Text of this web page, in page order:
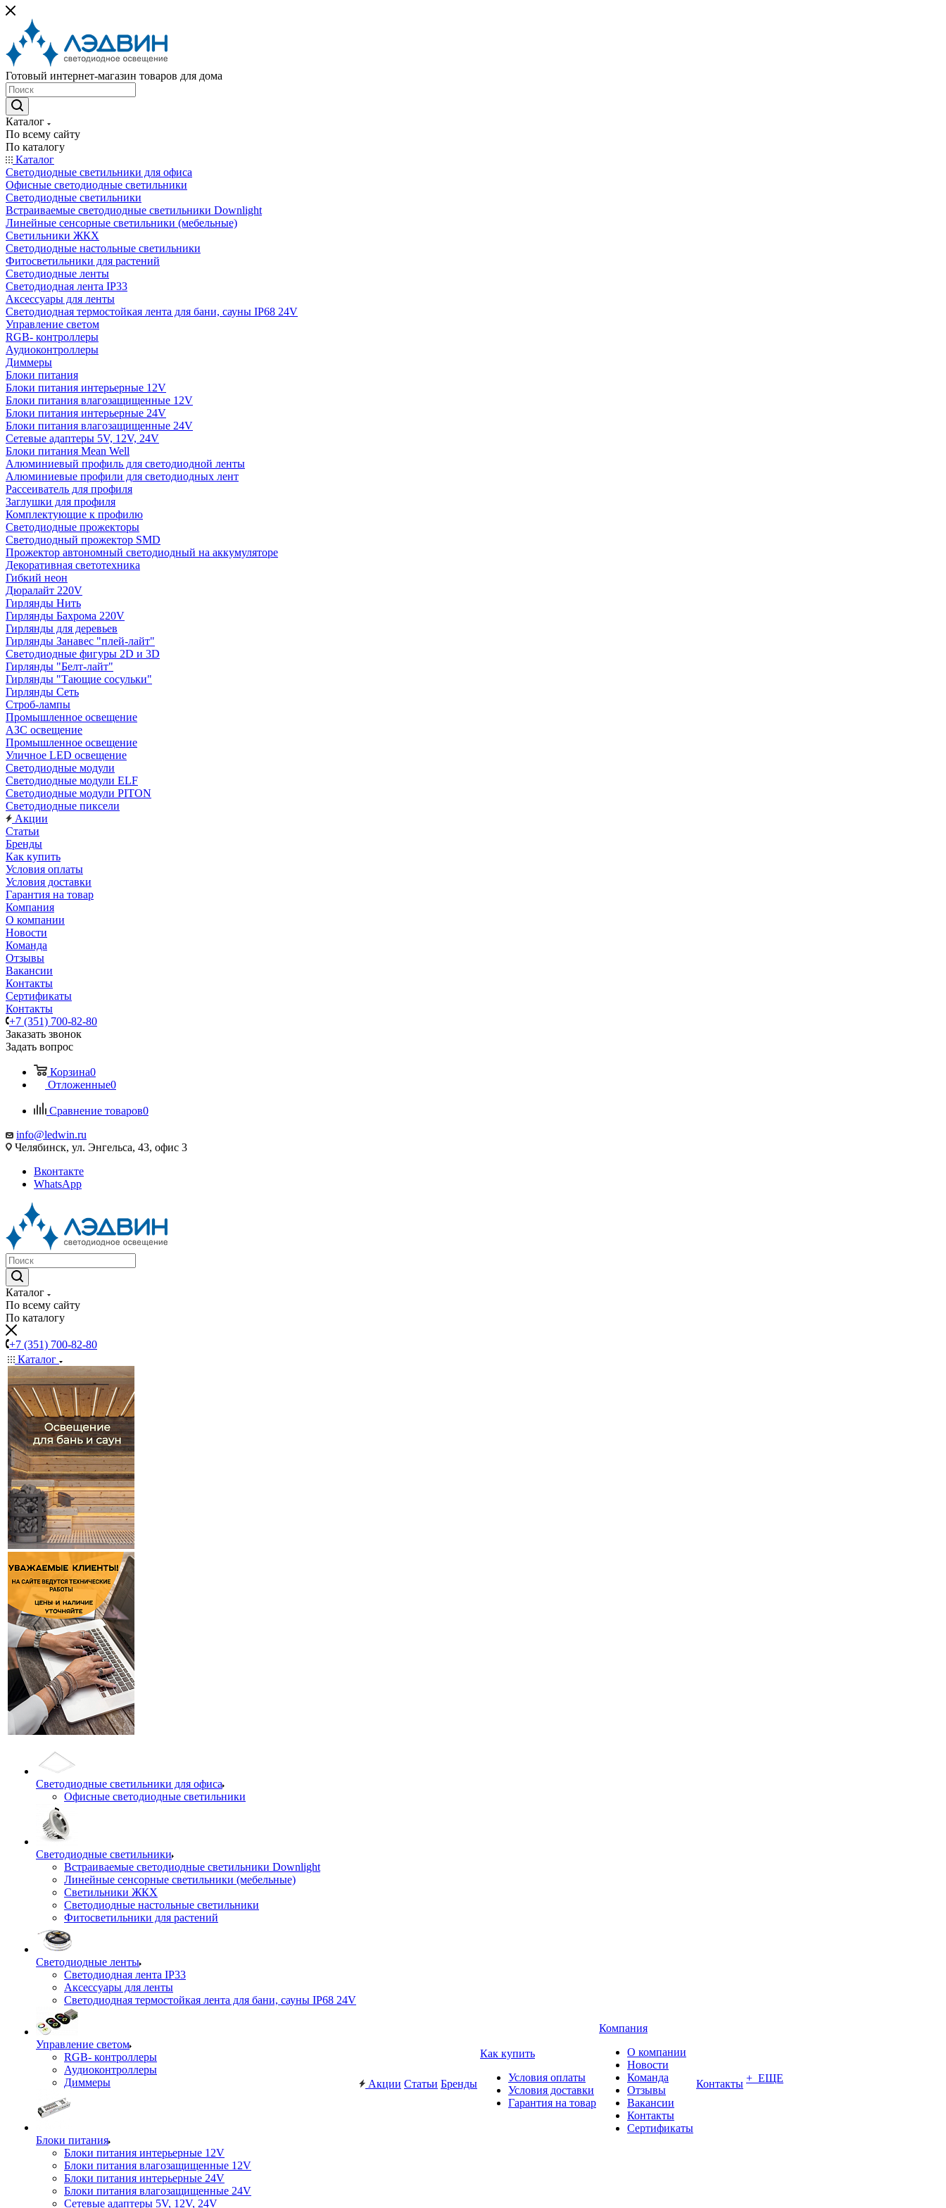
Готовый интернет-магазин товаров для дома
Каталог
По всему сайту
По каталогу
Каталог
Светодиодные светильники для офиса
Офисные светодиодные светильники
Светодиодные светильники
Встраиваемые светодиодные светильники Downlight
Линейные сенсорные светильники (мебельные)
Светильники ЖКХ
Светодиодные настольные светильники
Фитосветильники для растений
Светодиодные ленты
Светодиодная лента IP33
Аксессуары для ленты
Светодиодная термостойкая лента для бани, сауны IP68 24V
Управление светом
RGB- контроллеры
Аудиоконтроллеры
Диммеры
Блоки питания
Блоки питания интерьерные 12V
Блоки питания влагозащищенные 12V
Блоки питания интерьерные 24V
Блоки питания влагозащищенные 24V
Сетевые адаптеры 5V, 12V, 24V
Блоки питания Mean Well
Алюминиевый профиль для светодиодной ленты
Алюминиевые профили для светодиодных лент
Рассеиватель для профиля
Заглушки для профиля
Комплектующие к профилю
Светодиодные прожекторы
Светодиодный прожектор SMD
Прожектор автономный светодиодный на аккумуляторе
Декоративная светотехника
Гибкий неон
Дюралайт 220V
Гирлянды Нить
Гирлянды Бахрома 220V
Гирлянды для деревьев
Гирлянды Занавес "плей-лайт"
Светодиодные фигуры 2D и 3D
Гирлянды "Белт-лайт"
Гирлянды "Тающие сосульки"
Гирлянды Сеть
Строб-лампы
Промышленное освещение
АЗС освещение
Промышленное освещение
Уличное LED освещение
Светодиодные модули
Светодиодные модули ELF
Светодиодные модули PITON
Светодиодные пиксели
Акции
Статьи
Бренды
Как купить
Условия оплаты
Условия доставки
Гарантия на товар
Компания
О компании
Новости
Команда
Отзывы
Вакансии
Контакты
Сертификаты
Контакты
+7 (351) 700-82-80
Заказать звонок
Задать вопрос
Корзина0
Отложенные0
Сравнение товаров0
info@ledwin.ru
Челябинск, ул. Энгельса, 43, офис 3
Вконтакте
WhatsApp
Каталог
По всему сайту
По каталогу
+7 (351) 700-82-80
Каталог
Светодиодные светильники для офиса
Офисные светодиодные светильники
Светодиодные светильники
Встраиваемые светодиодные светильники Downlight
Линейные сенсорные светильники (мебельные)
Светильники ЖКХ
Светодиодные настольные светильники
Фитосветильники для растений
Светодиодные ленты
Светодиодная лента IP33
Аксессуары для ленты
Светодиодная термостойкая лента для бани, сауны IP68 24V
Управление светом
RGB- контроллеры
Аудиоконтроллеры
Диммеры
Блоки питания
Блоки питания интерьерные 12V
Блоки питания влагозащищенные 12V
Блоки питания интерьерные 24V
Блоки питания влагозащищенные 24V
Сетевые адаптеры 5V, 12V, 24V
Акции Статьи Бренды
Как купить
Условия оплаты
Условия доставки
Гарантия на товар
Компания
О компании
Новости
Команда
Отзывы
Вакансии
Контакты
Сертификаты
Контакты + ЕЩЕ